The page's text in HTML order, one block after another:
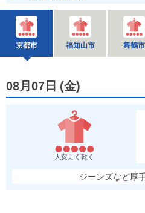
京都市 福知山市 舞鶴市
08月07日 (金)
大変よく乾く
ジーンズなど厚